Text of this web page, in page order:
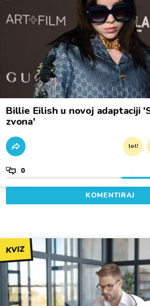
Billie Eilish u novoj adaptaciji
zvona'
lol!
0
KOMENTIRAJ
KVIZ